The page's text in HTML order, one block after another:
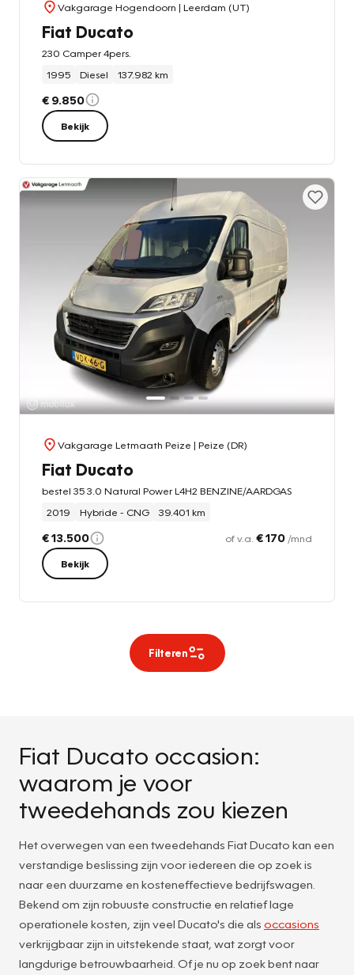
Vakgarage Hogendoorn | Leerdam (UT)
Fiat Ducato
230 Camper 4pers.
1995
Diesel 137.982 km
€ 9.850
Bekijk
Vakgarage Letmaath Peize | Peize (DR)
Fiat Ducato
bestel 35 3.0 Natural Power L4H2 BENZINE/AARDGAS
2019
Hybride - CNG 39.401 km
€ 13.500 of v.a. € 170 /mnd
Bekijk
Filteren
Fiat Ducato occasion:
waarom je voor
tweedehands zou kiezen
Het overwegen van een tweedehands Fiat Ducato kan een
verstandige beslissing zijn voor iedereen die op zoek is
naar een duurzame en kosteneffectieve bedrijfswagen.
Bekend om zijn robuuste constructie en relatief lage
operationele kosten, zijn veel Ducato's die als occasions
verkrijgbaar zijn in uitstekende staat, wat zorgt voor
langdurige betrouwbaarheid. Of je nu op zoek bent naar